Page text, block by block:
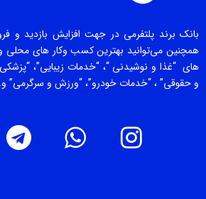
بانک برند پلتفرمی در جهت افزایش بازدید
همچنین می‌توانید بهترین کسب وکار های محلی و
های “غذا و نوشیدنی “، “خدمات زیبایی”،
و حقوقی” ، “خدمات خودرو”، “ورزش و سرگرمی”